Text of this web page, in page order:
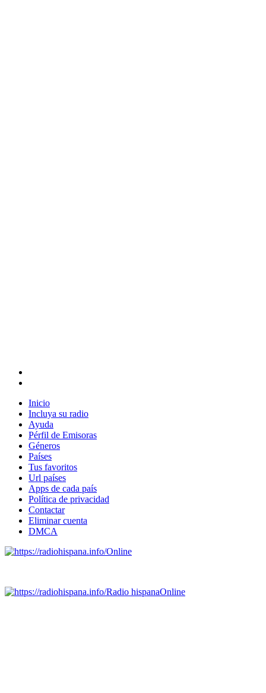
Inicio
Incluya su radio
Ayuda
Pérfil de Emisoras
Géneros
Países
Tus favoritos
Url países
Apps de cada país
Política de privacidad
Contactar
Eliminar cuenta
DMCA
Online
Radio hispanaOnline